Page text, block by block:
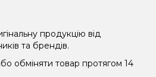
продукцію від
та брендів.
обміняти товар протягом 14